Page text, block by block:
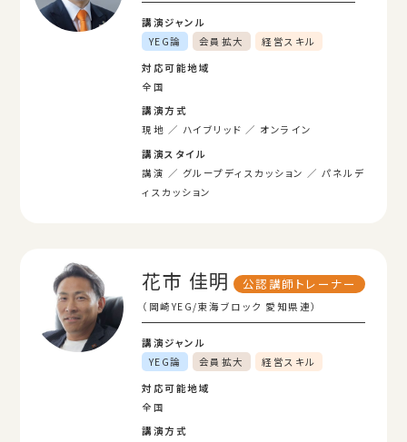
講演ジャンル
YEG論
会員拡大
経営スキル
対応可能地域
全国
講演方式
現地
ハイブリッド
オンライン
講演スタイル
講演
グループディスカッション
パネルデ
ィスカッション
花市 佳明 公認講師トレーナー
（岡崎YEG/東海ブロック 愛知県連）
講演ジャンル
YEG論
会員拡大
経営スキル
対応可能地域
全国
講演方式